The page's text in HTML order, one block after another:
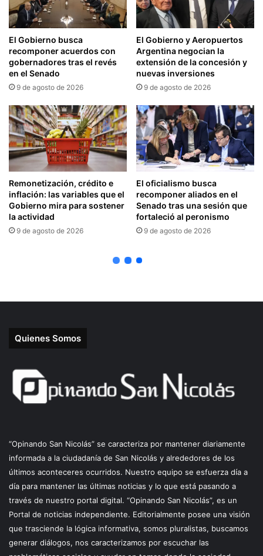
Quienes Somos
“Opinando San Nicolás” se caracteriza por mantener diariamente
informada a la ciudadanía de San Nicolás y alrededores de los
últimos aconteceres ocurridos. Nuestro equipo se esfuerza día a
día para mantener las últimas noticias y lo que está pasando a
través de nuestro portal digital. “Opinando San Nicolás”, es un
Portal de noticias independiente. Editorialmente posee una visión
que trasciende la lógica informativa, somos pluralistas, buscamos
generar diálogos, nos caracterizamos por escuchar las